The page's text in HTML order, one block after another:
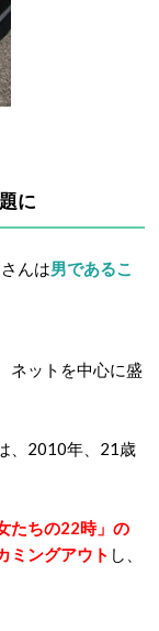
に
んは男であるこ
ネットを中心に盛
、2010年、21歳
たちの22時」の
ミングアウト し、